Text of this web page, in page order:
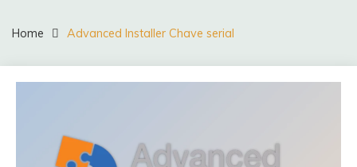
Home Advanced Installer Chave serial